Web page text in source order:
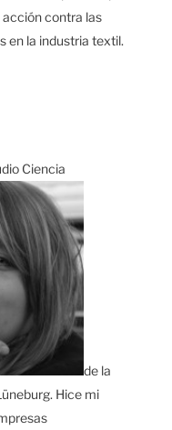
acción contra las
en la industria textil.
Ciencia
de la
Hice mi